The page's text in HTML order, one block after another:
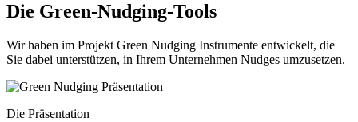
Die Green-Nudging-Tools
Wir haben im Projekt Green Nudging Instrumente entwickelt, die
Sie dabei unterstützen, in Ihrem Unternehmen Nudges umzusetzen.
Die Präsentation